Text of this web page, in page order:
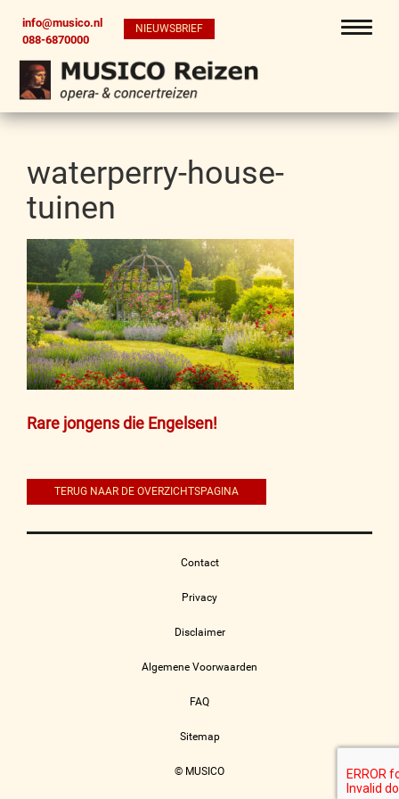
info@musico.nl
088-6870000
NIEUWSBRIEF
waterperry-house-
tuinen
Bericht
Rare jongens die Engelsen!
TERUG NAAR DE OVERZICHTSPAGINA
Contact
Privacy
Disclaimer
Algemene Voorwaarden
FAQ
Sitemap
© MUSICO